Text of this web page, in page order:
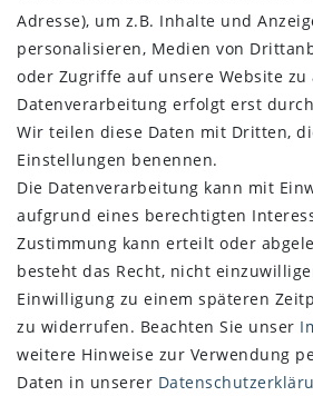
Impressum
Daten­schutz­erklärung
AGB
Widerrufs­recht
Vertrag widerrufen
SERVICE
Über uns
Zahlung und Versand
Retoure
NEWSLETTER
E-MAIL **
Newsletter
Adresse), um z.B. Inhalte und
personalisieren, Medien von
oder Zugriffe auf unsere Website zu
Datenverarbeitung erfolgt erst
Wir teilen diese Daten mit Dritten,
Einstellungen benennen.
Die Datenverarbeitung kann mit
aufgrund eines berechtigten
Zustimmung kann erteilt oder
besteht das Recht, nicht
Einwilligung zu einem späteren
zu widerrufen. Beachten Sie unser
weitere Hinweise zur Verwendung
Daten in unserer